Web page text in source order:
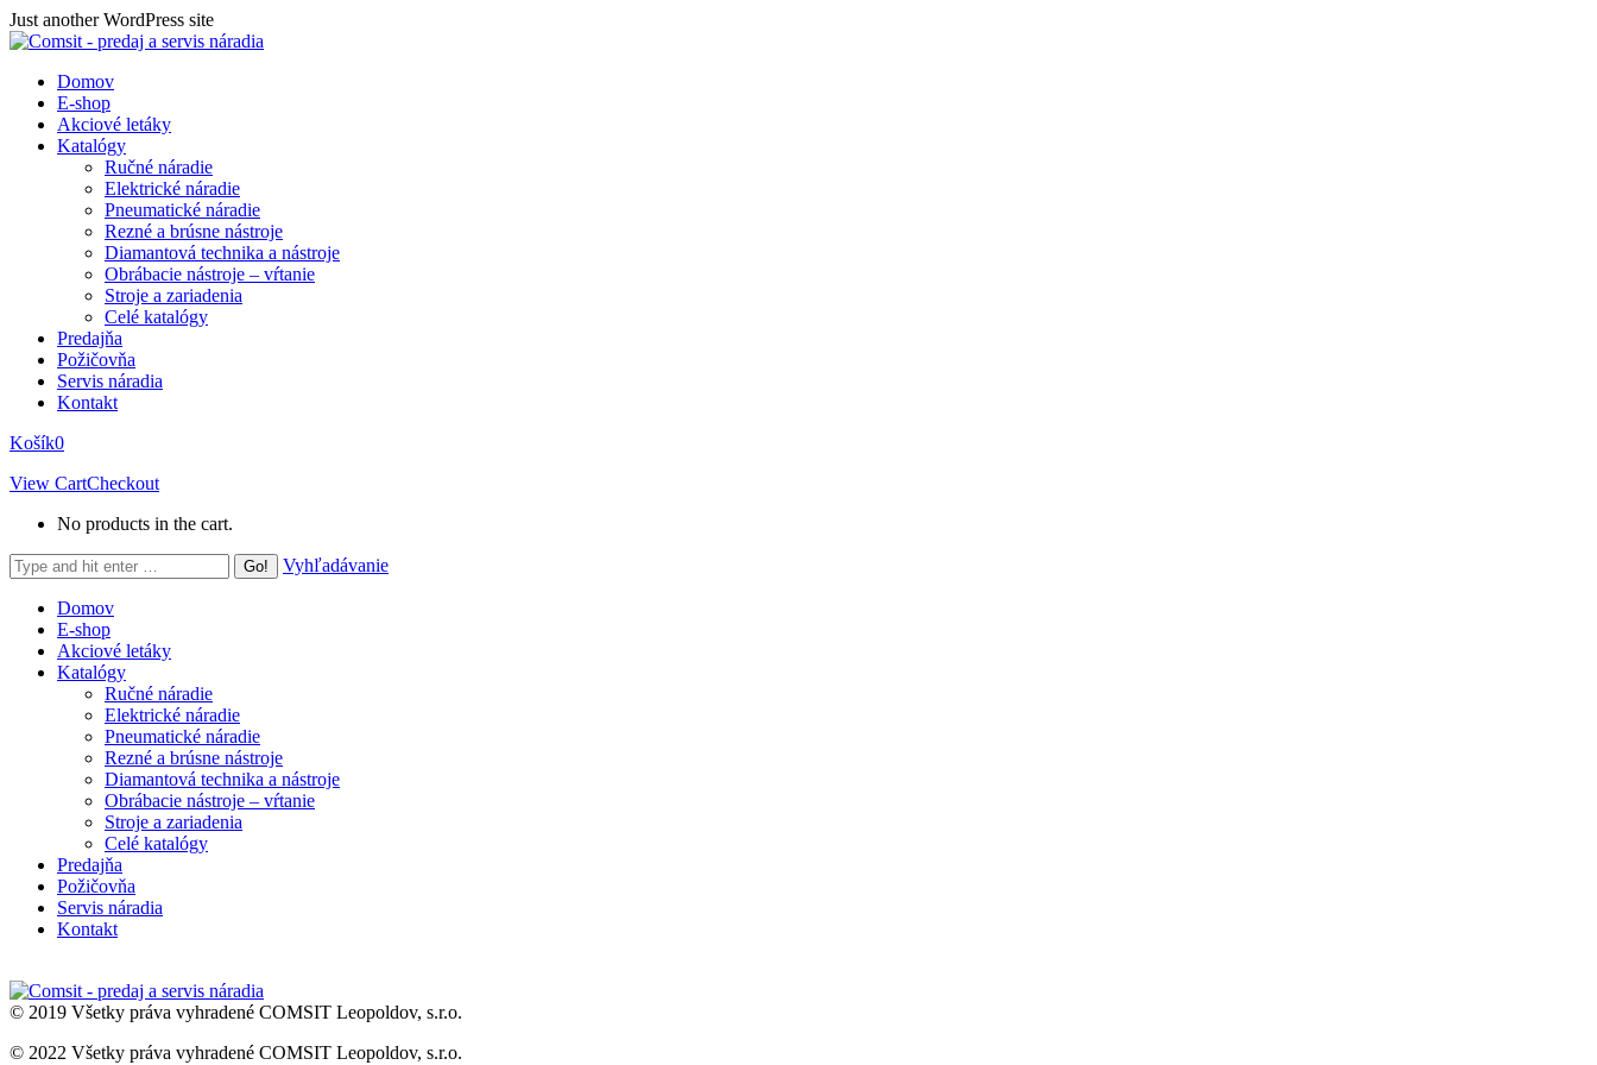
Skip
to
Just another WordPress site
Domov
E-shop
Akciové letáky
Katalógy
Ručné náradie
Elektrické náradie
Pneumatické náradie
Rezné a brúsne nástroje
Diamantová technika a nástroje
Obrábacie nástroje – vŕtanie
Stroje a zariadenia
Celé katalógy
Predajňa
Požičovňa
Servis náradia
Kontakt
Košík0
View CartCheckout
No products in the cart.
Search:
Vyhľadávanie
Domov
E-shop
Akciové letáky
Katalógy
Ručné náradie
Elektrické náradie
Pneumatické náradie
Rezné a brúsne nástroje
Diamantová technika a nástroje
Obrábacie nástroje – vŕtanie
Stroje a zariadenia
Celé katalógy
Predajňa
Požičovňa
Servis náradia
Kontakt
© 2019 Všetky práva vyhradené COMSIT Leopoldov, s.r.o.
© 2022 Všetky práva vyhradené COMSIT Leopoldov, s.r.o.